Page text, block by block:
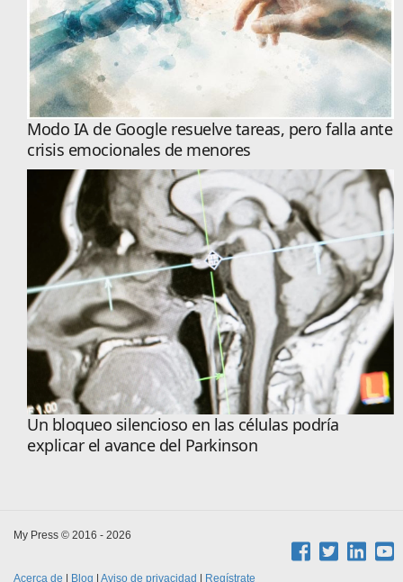
Modo IA de Google resuelve tareas, pero falla ante
crisis emocionales de menores
Un bloqueo silencioso en las células podría
explicar el avance del Parkinson
My Press © 2016 - 2026
Acerca de | Blog | Aviso de privacidad | Regístrate